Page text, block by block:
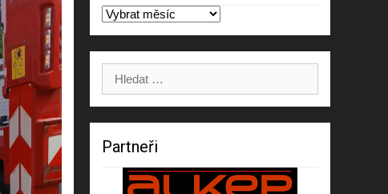
Archivy
Partneři